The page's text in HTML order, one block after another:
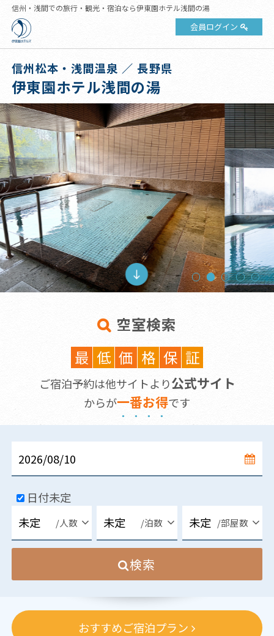
信州・浅間での旅行・観光・宿泊なら伊東園ホテル浅間の湯
会員ログイン
信州松本・浅間温泉 ／ 長野県
伊東園ホテル浅間の湯
空室検索
最 低 価 格 保 証
ご宿泊予約は他サイトより公式サイト
からが一番お得です
日付未定
/人数 /泊数 /部屋数
検索
おすすめご宿泊プラン